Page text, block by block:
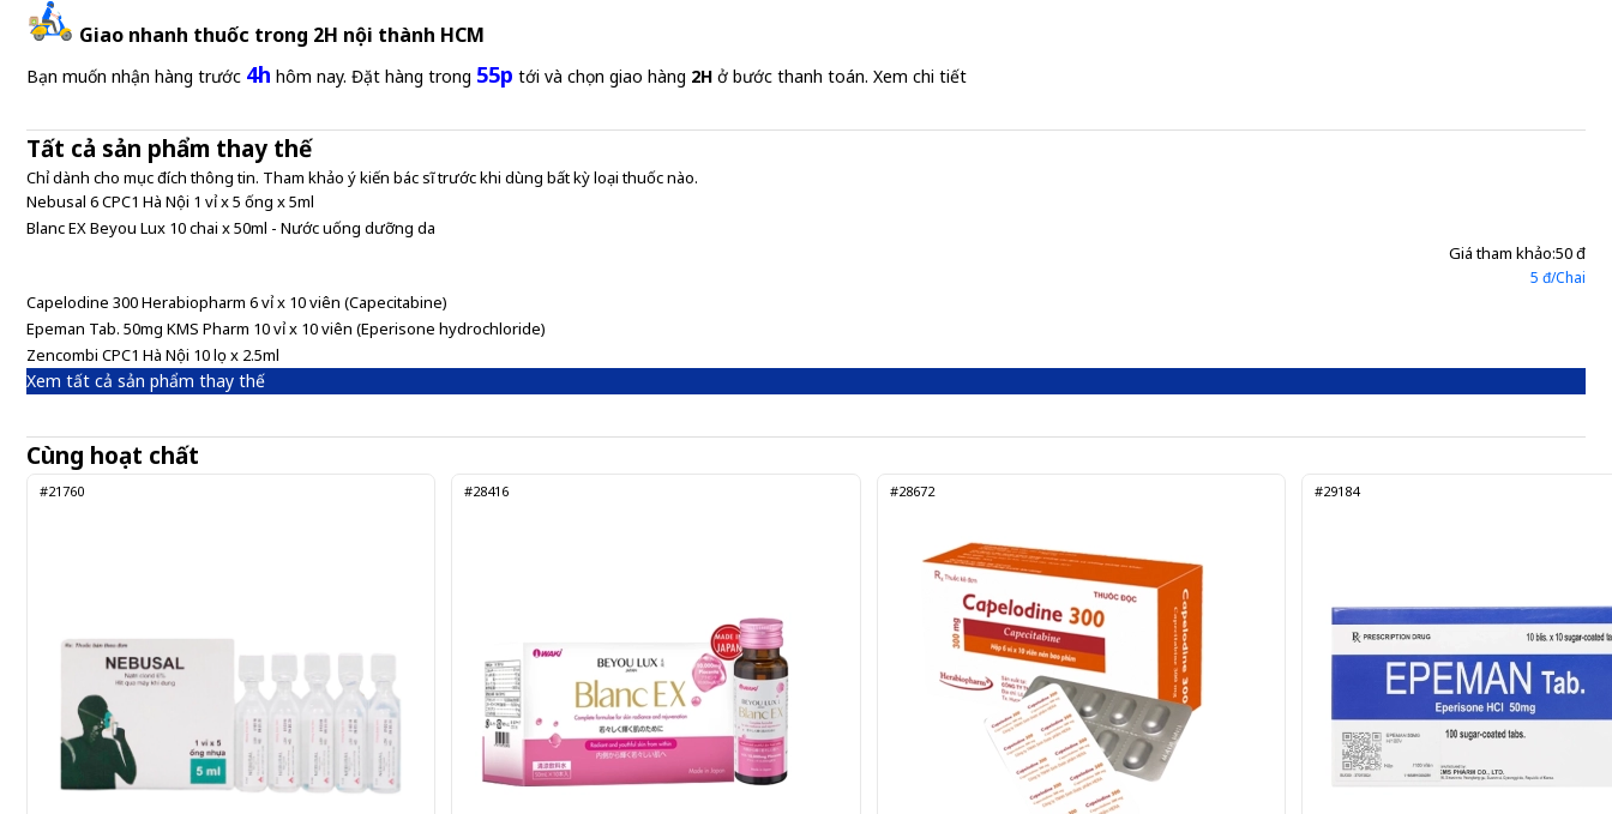
Giao nhanh thuốc trong 2H nội thành HCM
Bạn muốn nhận hàng trước 4h hôm nay. Đặt hàng trong 55p tới và chọn giao hàng 2H ở bước thanh toán. Xem chi tiết
Tất cả sản phẩm thay thế
Chỉ dành cho mục đích thông tin. Tham khảo ý kiến bác sĩ trước khi dùng bất kỳ loại thuốc nào.
Nebusal 6 CPC1 Hà Nội 1 vỉ x 5 ống x 5ml
Blanc EX Beyou Lux 10 chai x 50ml - Nước uống dưỡng da
Giá tham khảo:50 đ
5 đ/Chai
Capelodine 300 Herabiopharm 6 vỉ x 10 viên (Capecitabine)
Epeman Tab. 50mg KMS Pharm 10 vỉ x 10 viên (Eperisone hydrochloride)
Zencombi CPC1 Hà Nội 10 lọ x 2.5ml
Xem tất cả sản phẩm thay thế
Cùng hoạt chất
#21760 #28416 #28672 #29184